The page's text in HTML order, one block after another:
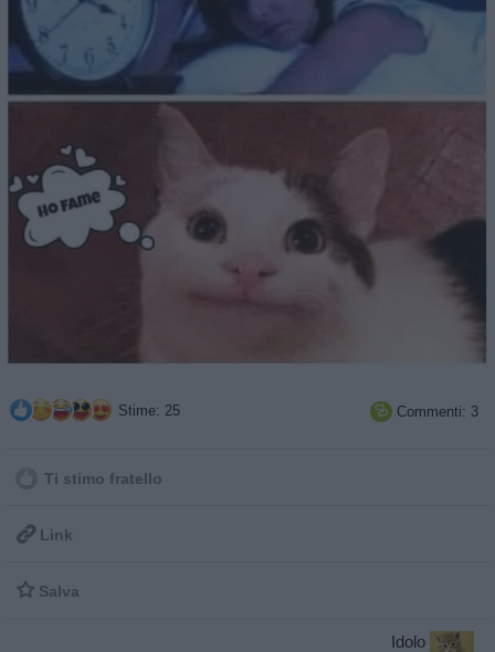
Stime: 25  Commenti: 3
Ti stimo fratello
 Link
 Salva
Idolo